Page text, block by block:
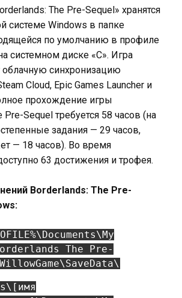
The Pre-Sequel» хранятся
системе Windows в папке
по умолчанию в профиле
системном диске «C». Игра
синхронизацию
Cloud, Epic Games Launcher и
прохождение игры
Pre-Sequel требуется 58 часов (на
задания — 29 часов,
— 18 часов). Во время
63 достижения и трофея.
Borderlands: The Pre-
The Pre-